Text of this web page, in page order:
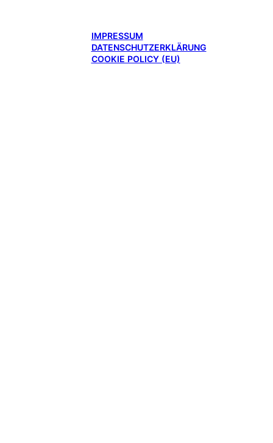
IMPRESSUM
DATENSCHUTZERKLÄRUNG
COOKIE POLICY (EU)